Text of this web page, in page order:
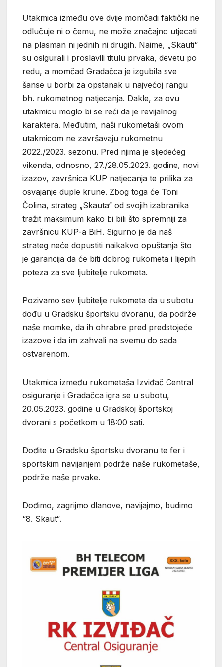
Utakmica između ove dvije momčadi faktički ne
odlučuje ni o čemu, ne može značajno utjecati
na plasman ni jednih ni drugih. Naime, „Skauti“
su osigurali i proslavili titulu prvaka, devetu po
redu, a momčad Gradačca je izgubila sve
šanse u borbi za opstanak u najvećoj rangu
bh. rukometnog natjecanja. Dakle, za ovu
utakmicu moglo bi se reći da je revijalnog
karaktera. Međutim, naši rukometaši ovom
utakmicom ne završavaju rukometnu
2022./2023. sezonu. Pred njima je sljedećeg
vikenda, odnosno, 27./28.05.2023. godine, novi
izazov, završnica KUP natjecanja te prilika za
osvajanje duple krune. Zbog toga će Toni
Čolina, strateg „Skauta“ od svojih izabranika
tražit maksimum kako bi bili što spremniji za
završnicu KUP-a BiH. Sigurno je da naš
strateg neće dopustiti naikakvo opuštanja što
je garancija da će biti dobrog rukometa i lijepih
poteza za sve ljubitelje rukometa.
Pozivamo sev ljubitelje rukometa da u subotu
dođu u Gradsku športsku dvoranu, da podrže
naše momke, da ih ohrabre pred predstojeće
izazove i da im zahvali na svemu do sada
ostvarenom.
Utakmica između rukometaša Izviđač Central
osiguranje i Gradačca igra se u subotu,
20.05.2023. godine u Gradskoj športskoj
dvorani s početkom u 18:00 sati.
Dođite u Gradsku športsku dvoranu te fer i
sportskim navijanjem podrže naše rukometaše,
podrže naše prvake.
Dođimo, zagrijmo dlanove, navijajmo, budimo
“8. Skaut“.